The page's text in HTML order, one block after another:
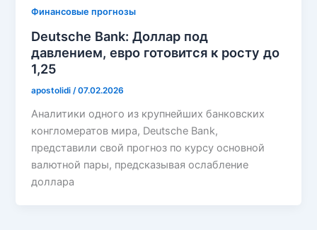
Финансовые прогнозы
Deutsche Bank: Доллар под
давлением, евро готовится к росту до
1,25
apostolidi /07.02.2026
Аналитики одного из крупнейших банковских
конгломератов мира, Deutsche Bank,
представили свой прогноз по курсу основной
валютной пары, предсказывая ослабление
доллара